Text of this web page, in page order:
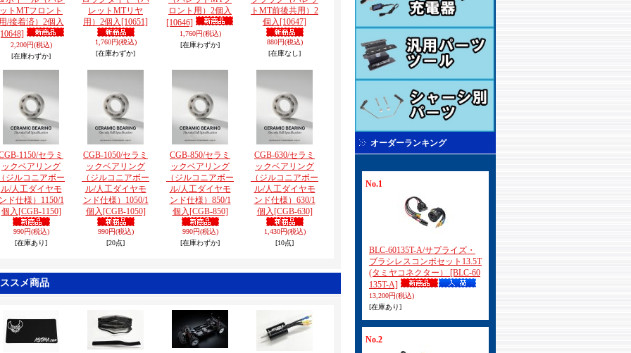
ットMTフロント
/接着済）2個入
2,200円(税込)
[在庫わずか]
レットMTリヤ
用）2個入 [10651]
1,760円(税込)
[在庫わずか]
ロント用）2個入
[10646]
1,760円(税込)
[在庫わずか]
トMT前後共用）2
個入 [10647]
880円(税込)
[在庫なし]
1150/セラミ
ックベアリング
ジルコニアボー
ル/人工ダイヤモ
ド仕様）1150/1
個入 [CGB-1150]
990円(税込)
[在庫あり]
CGB-1050/セラミ
ックベアリング
（ジルコニアボー
ル/人工ダイヤモ
ンド仕様）1050/1
個入 [CGB-1050]
990円(税込)
[20点]
CGB-850/セラミ
ックベアリング
（ジルコニアボー
ル/人工ダイヤモ
ンド仕様）850/1
個入 [CGB-850]
990円(税込)
[在庫わずか]
CGB-630/セラミ
ックベアリング
（ジルコニアボー
ル/人工ダイヤモ
ンド仕様）630/1
個入 [CGB-630]
1,430円(税込)
[10点]
スメ商品
オーダーランキング
No.1
BLC-60135T-A/サプライズ・
ブラシレスコンボセット13.5T
(タミヤコネクター） [BLC-60
135T-A]
13,200円(税込)
[在庫あり]
No.2